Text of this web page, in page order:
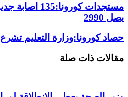
يصل 2990
حصاد كورونا:وزارة التعليم
مقالات ذات صلة